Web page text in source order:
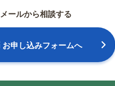
メールから相談する
お申し込みフォームへ